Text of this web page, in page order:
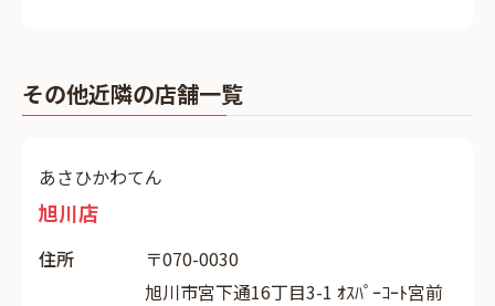
その他近隣の店舗一覧
あさひかわてん
旭川店
住所
〒070-0030
旭川市宮下通16丁目3-1 ｵｽﾊﾟｰｺｰﾄ宮前